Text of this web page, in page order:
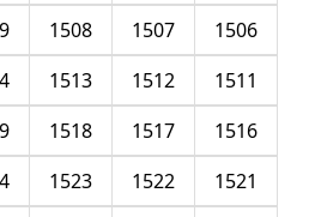
1506
1507
1508
1511
1512
1513
1516
1517
1518
1521
1522
1523